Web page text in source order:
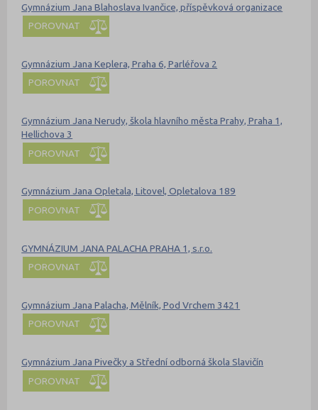
Gymnázium Jana Blahoslava Ivančice, příspěvková organizace
POROVNAT
Gymnázium Jana Keplera, Praha 6, Parléřova 2
POROVNAT
Gymnázium Jana Nerudy, škola hlavního města Prahy, Praha 1,
Hellichova 3
POROVNAT
Gymnázium Jana Opletala, Litovel, Opletalova 189
POROVNAT
GYMNÁZIUM JANA PALACHA PRAHA 1, s.r.o.
POROVNAT
Gymnázium Jana Palacha, Mělník, Pod Vrchem 3421
POROVNAT
Gymnázium Jana Pivečky a Střední odborná škola Slavičín
POROVNAT